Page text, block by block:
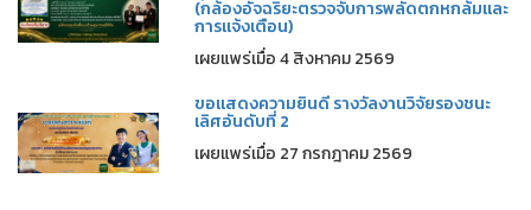
(กล้องอัจฉริยะตรวจจับการพลัดตกหกล้มและ
การแจ้งเตือน)
เผยแพร่เมื่อ 4 สิงหาคม 2569
ขอแสดงความยินดี รางวัลงานวิจัยรองชนะ
เลิศอันดับที่ 2
เผยแพร่เมื่อ 27 กรกฎาคม 2569